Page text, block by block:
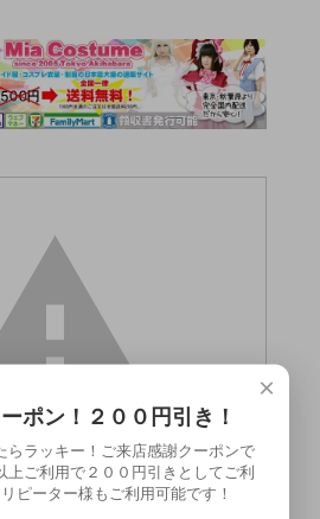
×
ポン！２００円引き！
らラッキー！ご来店感謝クーポンで
上ご利用で２００円引きとしてご利
ピーター様もご利用可能です！